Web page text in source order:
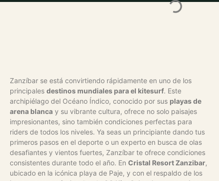
Zanzíbar se está convirtiendo rápidamente en uno de los
principales destinos mundiales para el kitesurf. Este
archipiélago del Océano Índico, conocido por sus playas de
arena blanca y su vibrante cultura, ofrece no solo paisajes
impresionantes, sino también condiciones perfectas para
riders de todos los niveles. Ya seas un principiante dando tus
primeros pasos en el deporte o un experto en busca de olas
desafiantes y vientos fuertes, Zanzíbar te ofrece condiciones
consistentes durante todo el año. En Cristal Resort Zanzibar,
ubicado en la icónica playa de Paje, y con el respaldo de los